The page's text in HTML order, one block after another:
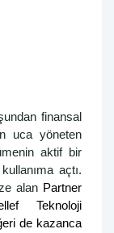
finansal
uca yöneten
aktif bir
açtı.
alan Partner
Teknoloji
de kazanca